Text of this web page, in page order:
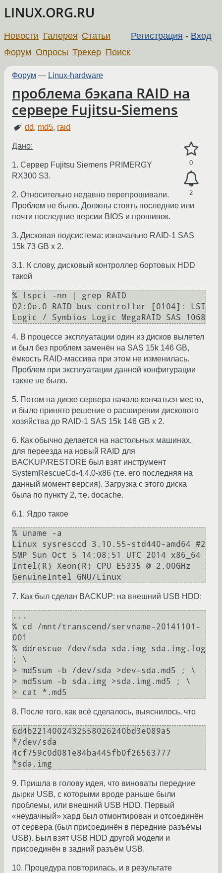
LINUX.ORG.RU
Регистрация - Вход
Новости Галерея Статьи
Форум Опросы Трекер Поиск
Форум — Linux-hardware
проблема бэкапа RAID на
сервере Fujitsu-Siemens
dd, md5, raid
0
2
Дано:
1. Сервер Fujitsu Siemens PRIMERGY
RX300 S3.
2. Относительно недавно перепрошивали.
Проблем не было. Должны стоять последние или
почти последние версии BIOS и прошивок.
3. Дисковая подсистема: изначально RAID-1 SAS
15k 73 GB x 2.
3.1. К слову, дисковый контроллер бортовых HDD
такой
% lspci -nn | grep RAID
02:0e.0 RAID bus controller [0104]: LSI
4. В процессе эксплуатации один из дисков вылетел
и был без проблем заменён на SAS 15k 146 GB,
ёмкость RAID-массива при этом не изменилась.
Проблем при эксплуатации данной конфигурации
также не было.
5. Потом на диске сервера начало кончаться место,
и было принято решение о расширении дискового
хозяйства до RAID-1 SAS 15k 146 GB x 2.
6. Как обычно делается на настольных машинах,
для переезда на новый RAID для
BACKUP/RESTORE был взят инструмент
SystemRescueCd-4.4.0-x86 (т.е. его последняя на
данный момент версия). Загрузка с этого диска
была по пункту 2, т.е. docache.
6.1. Ядро такое
% uname -a
Linux sysresccd 3.10.55-std440-amd64 #2
SMP Sun Oct 5 14:08:51 UTC 2014 x86_64
Intel(R) Xeon(R) CPU E5335 @ 2.00GHz
7. Как был сделан BACKUP: на внешний USB HDD:
...
% cd /mnt/transcend/servname-20141101-
001
% ddrescue /dev/sda sda.img sda.img.log
; \
> md5sum -b /dev/sda >dev-sda.md5 ; \
> md5sum -b sda.img >sda.img.md5 ; \
8. После того, как всё сделалось, выяснилось, что
6d4b2214002432558026240bd3e089a5
*/dev/sda
4cf759c0d081e84ba445fb0f26563777
9. Пришла в голову идея, что виноваты передние
дырки USB, с которыми вроде раньше были
проблемы, или внешний USB HDD. Первый
«неудачный» хард был отмонтирован и отсоединён
от сервера (был присоединён в передние разъёмы
USB). Был взят USB HDD другой модели и
присоединён в задний разъём USB.
10. Процедура повторилась, и в результате